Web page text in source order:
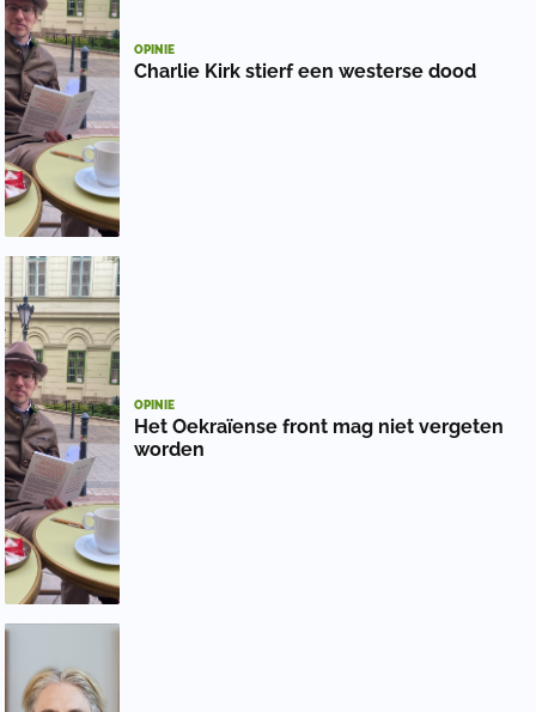
OPINIE
Charlie Kirk stierf een westerse dood
OPINIE
Het Oekraïense front mag niet vergeten
worden